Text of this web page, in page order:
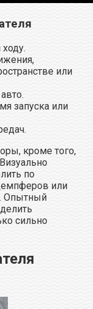
или
запуска или
кроме того,
по
или
Опытный
сильно